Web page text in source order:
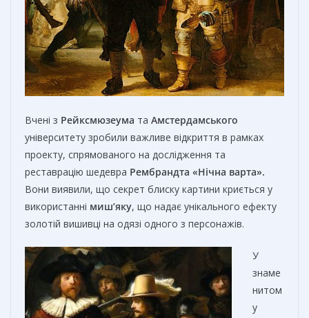
Вчені з Рейксмюзеума та Амстердамського
університету зробили важливе відкриття в рамках
проекту, спрямованого на дослідження та
реставрацію шедевра Рембрандта «Нічна варта».
Вони виявили, що секрет блиску картини криється у
використанні миш’яку, що надає унікального ефекту
золотій вишивці на одязі одного з персонажів.
У
знаме
нитом
у